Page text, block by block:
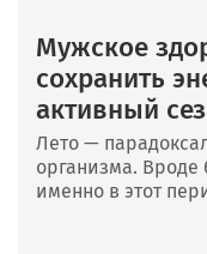
Мужское
сохранить
активный
Лето —
организма. Вроде
именно в этот